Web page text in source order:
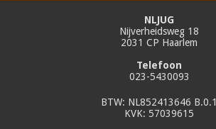
NLJUG
Nijverheidsweg 18
2031 CP Haarlem
Telefoon
023-5430093
BTW: NL852413646 B.0.1
KVK: 57039615